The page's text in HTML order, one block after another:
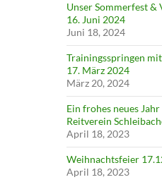
Unser Sommerfest &
16. Juni 2024
Juni 18, 2024
Trainingsspringen
17. März 2024
März 20, 2024
Ein frohes neues
Reitverein
April 18, 2023
Weihnachtsfeier
April 18, 2023